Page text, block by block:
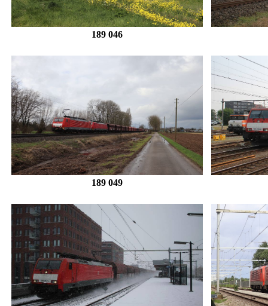
189 046
189 049